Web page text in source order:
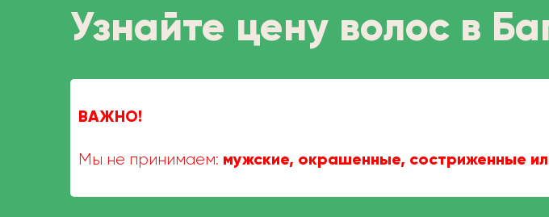
Узнайте цену волос в
ВАЖНО!
Мы не принимаем: мужские, окрашенные, состриженные